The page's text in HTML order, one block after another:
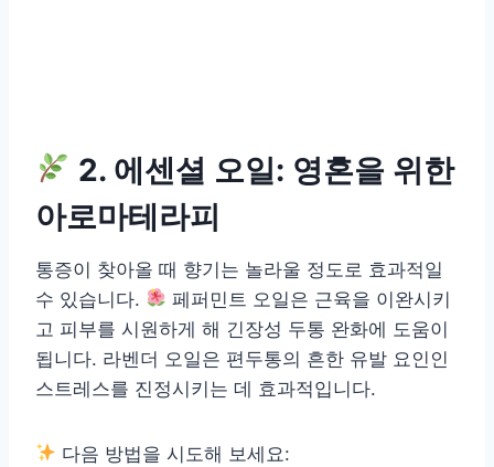
2. 에센셜 오일: 영혼을 위한
아로마테라피
통증이 찾아올 때 향기는 놀라울 정도로 효과적일
수 있습니다.
페퍼민트 오일은 근육을 이완시키
고 피부를 시원하게 해 긴장성 두통 완화에 도움이
됩니다. 라벤더 오일은 편두통의 흔한 유발 요인인
스트레스를 진정시키는 데 효과적입니다.
다음 방법을 시도해 보세요: